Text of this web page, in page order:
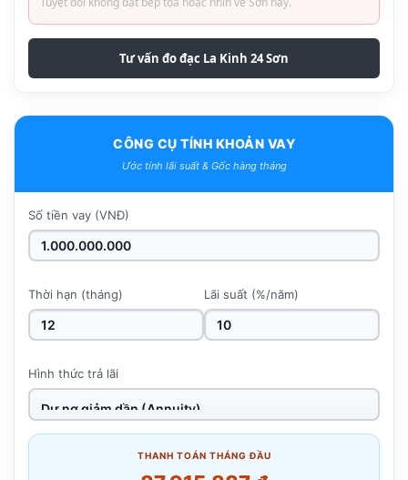
Tư vấn đo đạc La Kinh 24 Sơn
CÔNG CỤ TÍNH KHOẢN VAY
Ước tính lãi suất & Gốc hàng tháng
Số tiền vay (VNĐ)
Thời hạn (tháng) Lãi suất (%/năm)
Hình thức trả lãi
THANH TOÁN THÁNG ĐẦU